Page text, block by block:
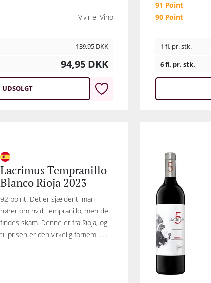
Vivir el Vino
139,95 DKK
94,95 DKK
UDSOLGT
91 Point
90 Point
1 fl. pr. stk.
6 fl. pr. stk.
Lacrimus Tempranillo
Blanco Rioja 2023
92 point. Det er sjældent, man
hører om hvid Tempranillo, men det
findes skam. Denne er fra Rioja, og
til prisen er den virkelig fornem ......